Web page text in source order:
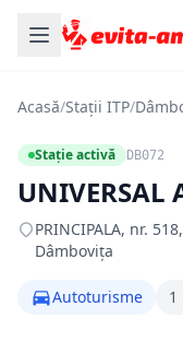
Acasă/Stații ITP/
Stație activă DB072
UNIVERSAL
PRINCIPALA, nr.
Dâmbovița
Autoturisme 1